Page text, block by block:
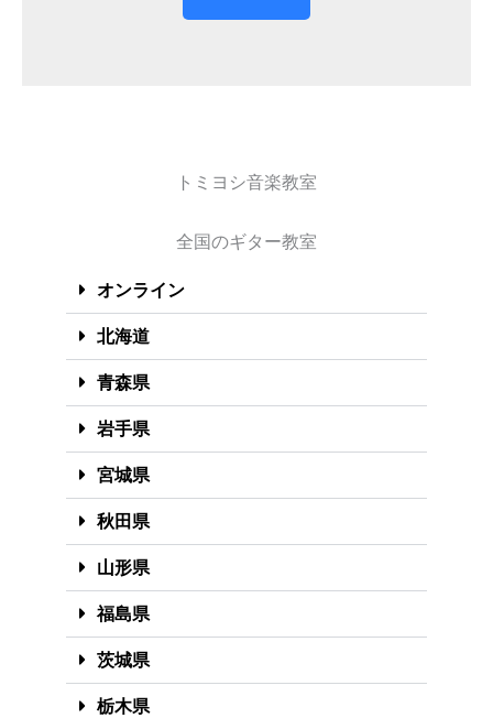
トミヨシ音楽教室
全国のギター教室
オンライン
北海道
青森県
岩手県
宮城県
秋田県
山形県
福島県
茨城県
栃木県